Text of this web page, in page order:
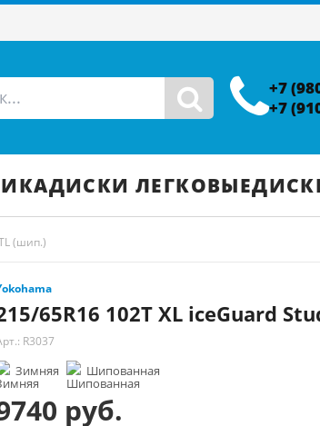
+7
+7
ДИСКИ ЛЕГКОВЫЕ
(шип.)
65R16 102T XL iceGuard
R3037
Зимняя Шипованная
руб.